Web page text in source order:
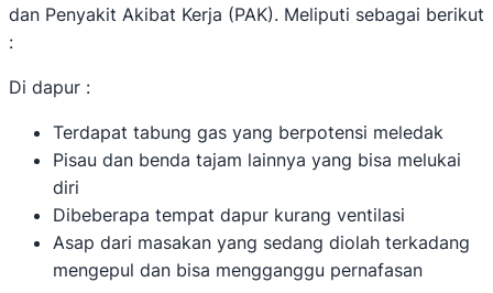
dan Penyakit Akibat Kerja (PAK). Meliputi sebagai berikut
:
Di dapur :
Terdapat tabung gas yang berpotensi meledak
Pisau dan benda tajam lainnya yang bisa melukai
diri
Dibeberapa tempat dapur kurang ventilasi
Asap dari masakan yang sedang diolah terkadang
mengepul dan bisa mengganggu pernafasan